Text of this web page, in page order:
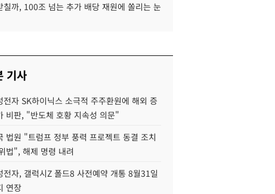
칠까, 100조 넘는 추가 배당 재원에 쏠리는 눈
기사
전자 SK하이닉스 소극적 주주환원에 해외 증
비판, "반도체 호황 지속성 의문"
법원 "트럼프 정부 풍력 프로젝트 동결 조치
법", 해제 명령 내려
전자, 갤럭시Z 폴드8 사전예약 개통 8월31일
연장